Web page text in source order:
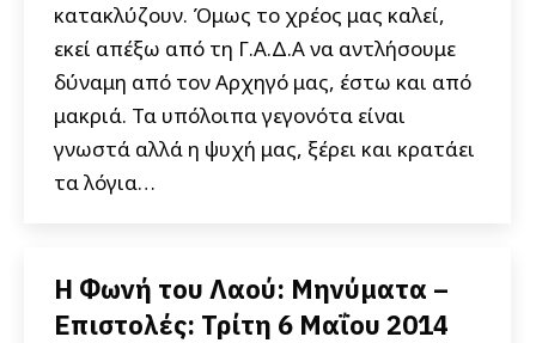
κατακλύζουν. Όμως το χρέος μας καλεί,
εκεί απέξω από τη Γ.Α.Δ.Α να αντλήσουμε
δύναμη από τον Αρχηγό μας, έστω και από
μακριά. Τα υπόλοιπα γεγονότα είναι
γνωστά αλλά η ψυχή μας, ξέρει και κρατάει
τα λόγια…
Η Φωνή του Λαού: Μηνύματα –
Επιστολές: Τρίτη 6 Μαΐου 2014